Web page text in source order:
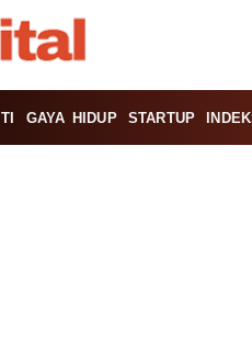
TI GAYA HIDUP STARTUP